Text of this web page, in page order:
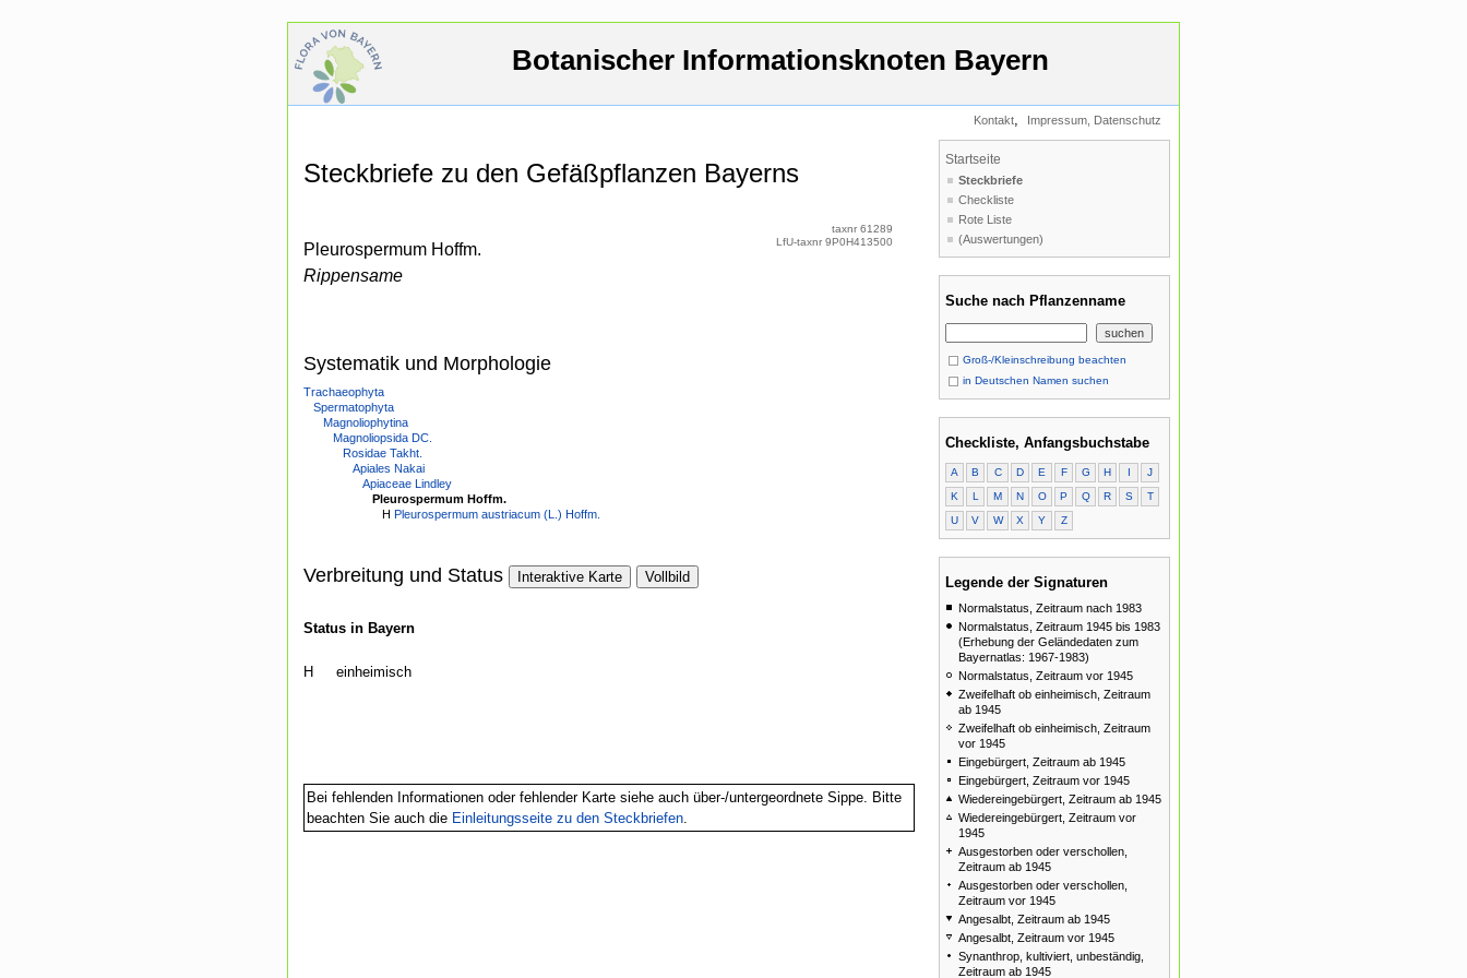
Botanischer Informationsknoten Bayern
Kontakt, Impressum, Datenschutz
Steckbriefe zu den Gefäßpflanzen Bayerns
Pleurospermum Hoffm.
Rippensame
taxnr 61289
LfU-taxnr 9P0H413500
Systematik und Morphologie
Trachaeophyta
Spermatophyta
Magnoliophytina
Magnoliopsida DC.
Rosidae Takht.
Apiales Nakai
Apiaceae Lindley
Pleurospermum Hoffm.
H Pleurospermum austriacum (L.) Hoffm.
Verbreitung und Status Interaktive Karte Vollbild
Status in Bayern
H einheimisch
Bei fehlenden Informationen oder fehlender Karte siehe auch über-/untergeordnete Sippe. Bitte
beachten Sie auch die Einleitungsseite zu den Steckbriefen.
Startseite
Steckbriefe
Checkliste
Rote Liste
(Auswertungen)
Suche nach Pflanzenname
Groß-/Kleinschreibung beachten
in Deutschen Namen suchen
Checkliste, Anfangsbuchstabe
A B C D E F G H I
J
K
L M N O P Q R S
T
U
V W X Y Z
Legende der Signaturen
Normalstatus, Zeitraum nach 1983
Normalstatus, Zeitraum 1945 bis 1983
(Erhebung der Geländedaten zum
Bayernatlas: 1967-1983)
Normalstatus, Zeitraum vor 1945
Zweifelhaft ob einheimisch, Zeitraum
ab 1945
Zweifelhaft ob einheimisch, Zeitraum
vor 1945
Eingebürgert, Zeitraum ab 1945
Eingebürgert, Zeitraum vor 1945
Wiedereingebürgert, Zeitraum ab 1945
Wiedereingebürgert, Zeitraum vor
1945
Ausgestorben oder verschollen,
Zeitraum ab 1945
Ausgestorben oder verschollen,
Zeitraum vor 1945
Angesalbt, Zeitraum ab 1945
Angesalbt, Zeitraum vor 1945
Synanthrop, kultiviert, unbeständig,
Zeitraum ab 1945